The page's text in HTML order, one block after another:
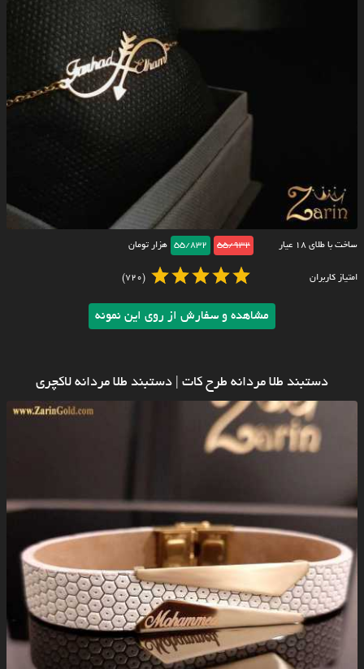
ساخت با طلای ۱۸ عیار 55/932
55/832 هزار تومان
امتیاز کاربران (720)
مشاهده و سفارش از روی این نمونه
دستبند طلا مردانه طرح کات | دستبند طلا مردانه لاکچری